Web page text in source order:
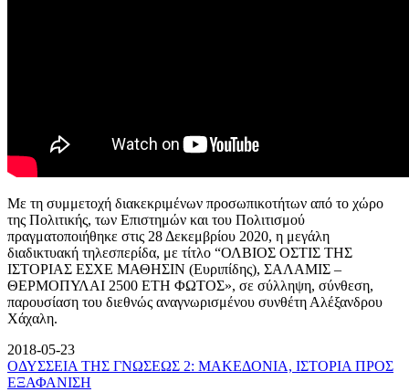
Με τη συμμετοχή διακεκριμένων προσωπικοτήτων από το χώρο
της Πολιτικής, των Επιστημών και του Πολιτισμού
πραγματοποιήθηκε στις 28 Δεκεμβρίου 2020, η μεγάλη
διαδικτυακή τηλεσπερίδα, με τίτλο “ΟΛΒΙΟΣ ΟΣΤΙΣ ΤΗΣ
ΙΣΤΟΡΙΑΣ ΕΣΧΕ ΜΑΘΗΣΙΝ (Ευριπίδης), ΣΑΛΑΜΙΣ –
ΘΕΡΜΟΠΥΛΑΙ 2500 ΕΤΗ ΦΩΤΟΣ», σε σύλληψη, σύνθεση,
παρουσίαση του διεθνώς αναγνωρισμένου συνθέτη Αλέξανδρου
Χάχαλη.
2018-05-23
ΟΔΥΣΣΕΙΑ ΤΗΣ ΓΝΩΣΕΩΣ 2: ΜΑΚΕΔΟΝΙΑ, ΙΣΤΟΡΙΑ ΠΡΟΣ
ΕΞΑΦΑΝΙΣΗ